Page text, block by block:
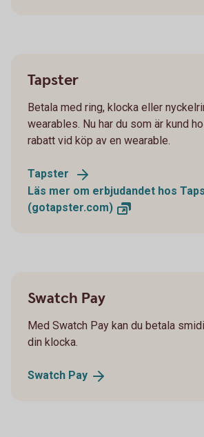
Tapster
Betala med ring, klocka eller
wearables. Nu har du som är kund
rabatt vid köp av en wearable.
Tapster
Läs mer om erbjudandet hos
(gotapster.com)
Swatch Pay
Med Swatch Pay kan du betala
din klocka.
Swatch Pay